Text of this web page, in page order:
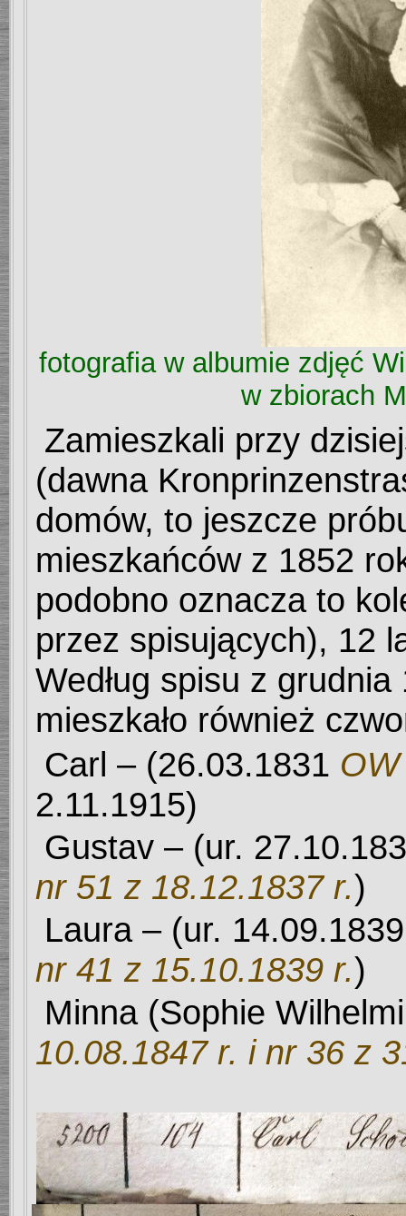
fotografia w albumie zdjęć
w zbiorach
Zamieszkali przy
(dawna
domów, to jeszcze
mieszkańców z 1852
podobno oznacza to
przez spisujących), 12
Według spisu z
mieszkało również
Carl –(26.03.1831
2.11.1915)
Gustav – (ur.
nr 51 z 18.12.1837 r.)
Laura – (ur.
nr 41 z 15.10.1839 r.)
Minna (Sophie
10.08.1847 r. i nr 36 z